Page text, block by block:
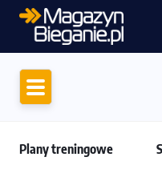
Plany treningowe